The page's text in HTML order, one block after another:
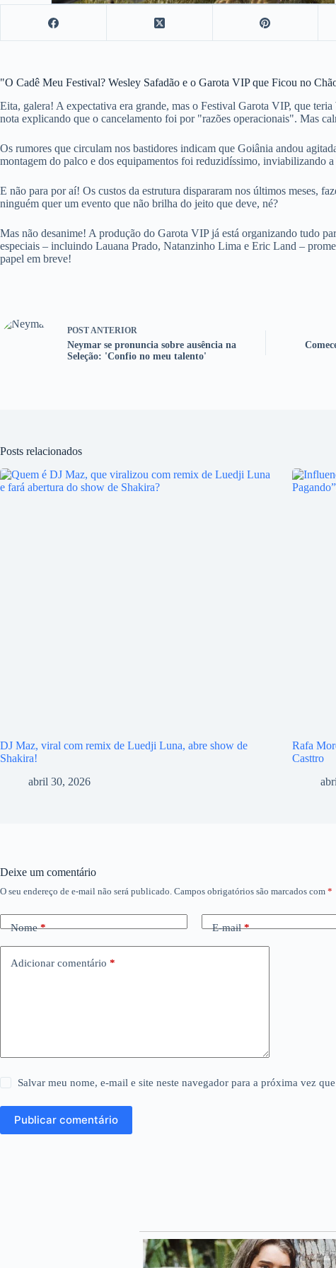
"O Cadê Meu Festival? Wesley Safadão e o Garota VIP que Ficou no
Eita, galera! A expectativa era grande, mas o Festival Garota VIP, que
nota explicando que o cancelamento foi por "razões operacionais". Mas
Os rumores que circulam nos bastidores indicam que Goiânia andou
montagem do palco e dos equipamentos foi reduzidíssimo, inviabilizando
E não para por aí! Os custos da estrutura dispararam nos últimos meses,
ninguém quer um evento que não brilha do jeito que deve, né?
Mas não desanime! A produção do Garota VIP já está organizando tudo
especiais – incluindo Lauana Prado, Natanzinho Lima e Eric Land –
papel em breve!
POST ANTERIOR
Neymar se pronuncia sobre ausência na
Seleção: 'Confio no meu talento'
Posts relacionados
DJ Maz, viral com remix de Luedji Luna, abre show de
Shakira!
abril 30, 2026
Rafa
Casttro
Deixe um comentário
O seu endereço de e-mail não será publicado. Campos obrigatórios são marcados com *
Nome* E-mail*
Adicionar comentário *
Salvar meu nome, e-mail e site neste navegador para a próxima vez
Publicar comentário